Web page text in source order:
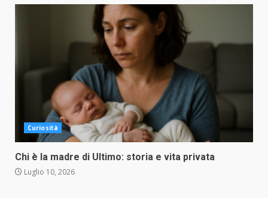
Curiosità
Chi è la madre di Ultimo: storia e vita privata
Luglio 10, 2026